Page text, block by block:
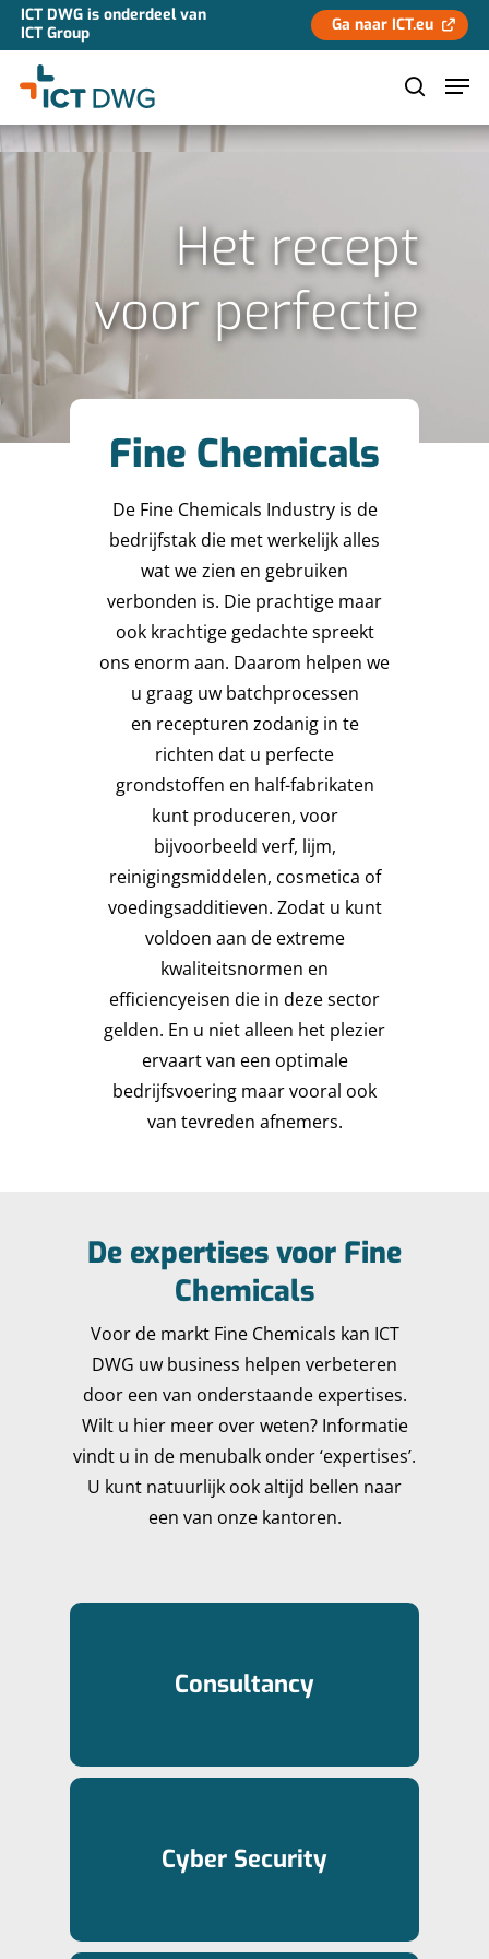
ICT DWG is onderdeel van
ICT Group
Ga naar ICT.eu
Het recept
voor perfectie
Fine Chemicals
De Fine Chemicals Industry is de
bedrijfstak die met werkelijk alles
wat we zien en gebruiken
verbonden is. Die prachtige maar
ook krachtige gedachte spreekt
ons enorm aan. Daarom helpen we
u graag uw batchprocessen
en recepturen zodanig in te
richten dat u perfecte
grondstoffen en half-fabrikaten
kunt produceren, voor
bijvoorbeeld verf, lijm,
reinigingsmiddelen, cosmetica of
voedingsadditieven. Zodat u kunt
voldoen aan de extreme
kwaliteitsnormen en
efficiencyeisen die in deze sector
gelden. En u niet alleen het plezier
ervaart van een optimale
bedrijfsvoering maar vooral ook
van tevreden afnemers.
De expertises voor Fine
Chemicals
Voor de markt Fine Chemicals kan ICT
DWG uw business helpen verbeteren
door een van onderstaande expertises.
Wilt u hier meer over weten? Informatie
vindt u in de menubalk onder ‘expertises’.
U kunt natuurlijk ook altijd bellen naar
een van onze kantoren.
Consultancy
Cyber SecurityMARKTEN